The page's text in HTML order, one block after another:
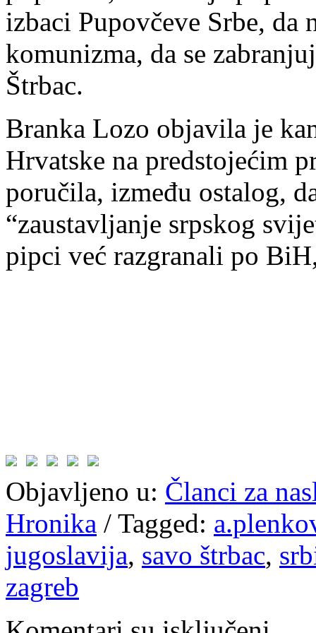
izbaci Pupovčeve Srbe, da
komunizma, da se
Štrbac.
Branka Lozo objavila je
Hrvatske na predstojećim
poručila, između ostalog,
“zaustavljanje srpskog
pipci već razgranali po
Objavljeno u: Članci za
Hronika / Tagged:
jugoslavija, savo štrbac,
zagreb